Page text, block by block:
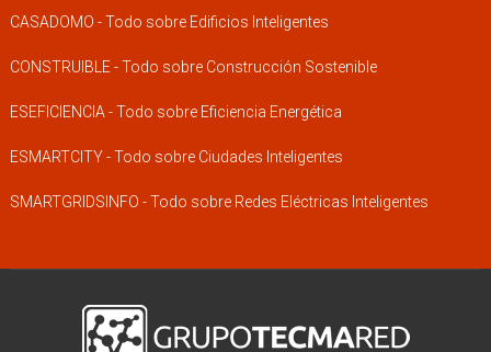
CASADOMO - Todo sobre Edificios Inteligentes
CONSTRUIBLE - Todo sobre Construcción Sostenible
ESEFICIENCIA - Todo sobre Eficiencia Energética
ESMARTCITY - Todo sobre Ciudades Inteligentes
SMARTGRIDSINFO - Todo sobre Redes Eléctricas Inteligentes